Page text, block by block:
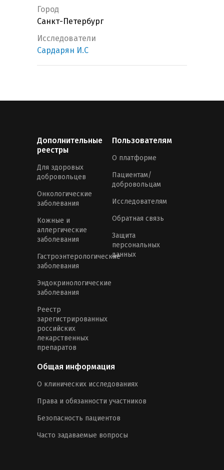
Город
Санкт-Петербург
Исследователи
Сардарян И.С
Дополнительные
реестры
Для здоровых
добровольцев
Онкологические
заболевания
Кожные и
аллергические
заболевания
Гастроэнтерологические
заболевания
Эндокринологические
заболевания
Реестр
зарегистрированных
российских
лекарственных
препаратов
Пользователям
О платформе
Пациентам/
добровольцам
Исследователям
Обратная связь
Защита
персональных
данных
Общая информация
О клинических исследованиях
Права и обязанности участников
Безопасность пациентов
Часто задаваемые вопросы